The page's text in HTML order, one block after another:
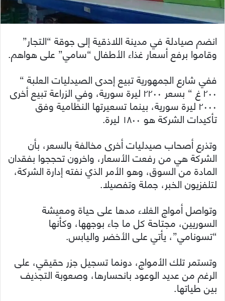
انضم صيادلة في مدينة اللاذقية إلى جوقة “التجار”
وقاموا برفع أسعار غذاء الأطفال “سامي” على هواهم.
ففي شارع الجمهورية تبيع إحدى الصيدليات العلبة “
٢٠٠ غ “ بسعر ٢٢٠٠ ليرة سورية، وفي الزراعة تبيع أخرى
٢٠٠٠ ليرة سورية، بينما تسعيرتها النظامية وفق
تأكيدات الشركة هو ١٨٠٠ ليرة.
وتذرع أصحاب صيدليات أخرى مخالفة بالسعر، بأن
الشركة هي من رفعت الأسعار، واخرون تحججوا بفقدان
المادة من السوق، وهو الأمر الذي نفته إدارة الشركة،
لتلفزيون الخبر، جملة وتفصيلا.
وتواصل أمواج الغلاء مدها على حياة ومعيشة
السوريين، مجتاحة كل ما جاء بوجهها، وكأنها
“تسونامي”، يأتي على الأخضر واليابس.
وتستمر تلك الأمواج، دونما تسجيل جزر حقيقي، على
الرغم من عديد الوعود بانحسارها، وصعوبة التجذيف
بين طياتها.